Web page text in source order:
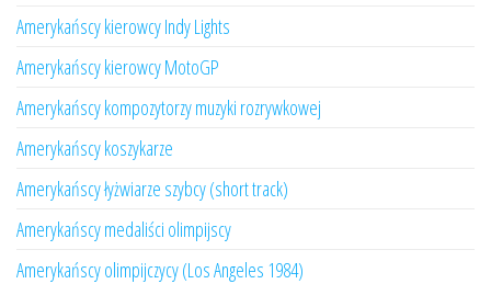
Amerykańscy kierowcy Indy Lights
Amerykańscy kierowcy MotoGP
Amerykańscy kompozytorzy muzyki rozrywkowej
Amerykańscy koszykarze
Amerykańscy łyżwiarze szybcy (short track)
Amerykańscy medaliści olimpijscy
Amerykańscy olimpijczycy (Los Angeles 1984)